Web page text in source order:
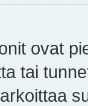
ovat
tai